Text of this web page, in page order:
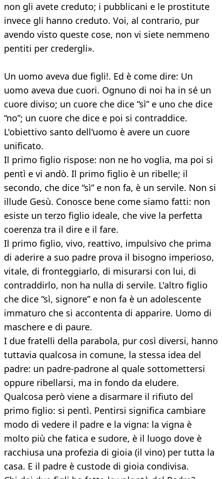
non gli avete creduto; i pubblicani e le prostitute
invece gli hanno creduto. Voi, al contrario, pur
avendo visto queste cose, non vi siete nemmeno
pentiti per credergli».
Un uomo aveva due figli!. Ed è come dire: Un
uomo aveva due cuori. Ognuno di noi ha in sé un
cuore diviso; un cuore che dice “sì” e uno che dice
“no”; un cuore che dice e poi si contraddice.
L'obiettivo santo dell'uomo è avere un cuore
unificato.
Il primo figlio rispose: non ne ho voglia, ma poi si
pentì e vi andò. Il primo figlio è un ribelle; il
secondo, che dice “sì” e non fa, è un servile. Non si
illude Gesù. Conosce bene come siamo fatti: non
esiste un terzo figlio ideale, che vive la perfetta
coerenza tra il dire e il fare.
Il primo figlio, vivo, reattivo, impulsivo che prima
di aderire a suo padre prova il bisogno imperioso,
vitale, di fronteggiarlo, di misurarsi con lui, di
contraddirlo, non ha nulla di servile. L'altro figlio
che dice “sì, signore” e non fa è un adolescente
immaturo che si accontenta di apparire. Uomo di
maschere e di paure.
I due fratelli della parabola, pur così diversi, hanno
tuttavia qualcosa in comune, la stessa idea del
padre: un padre-padrone al quale sottomettersi
oppure ribellarsi, ma in fondo da eludere.
Qualcosa però viene a disarmare il rifiuto del
primo figlio: si pentì. Pentirsi significa cambiare
modo di vedere il padre e la vigna: la vigna è
molto più che fatica e sudore, è il luogo dove è
racchiusa una profezia di gioia (il vino) per tutta la
casa. E il padre è custode di gioia condivisa.